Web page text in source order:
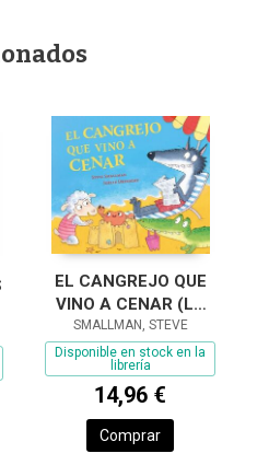
EL CANGREJO QUE
VINO A CENAR (LA
OVEJITA QUE VINO A
CENAR)
SMALLMAN, STEVE
Disponible en stock en la
librería
14,96 €
Comprar